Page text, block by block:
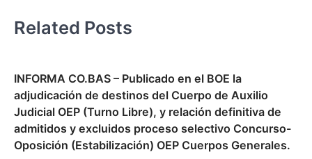
Related Posts
INFORMA CO.BAS – Publicado en el BOE la
adjudicación de destinos del Cuerpo de Auxilio
Judicial OEP (Turno Libre), y relación definitiva de
admitidos y excluidos proceso selectivo Concurso-
Oposición (Estabilización) OEP Cuerpos Generales.